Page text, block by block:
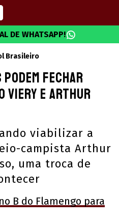
DE WHATSAPP!
Brasileiro
podem fechar
Viery e Arthur
viabilizar a
campista Arthur
uma troca de
B do Flamengo para